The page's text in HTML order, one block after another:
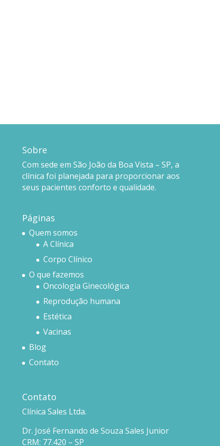
Sobre
Com sede em São João da Boa Vista – SP, a
clínica foi planejada para proporcionar aos
seus pacientes conforto e qualidade.
Páginas
Quem somos
A Clínica
Corpo Clínico
O que fazemos
Oncologia Ginecológica
Reprodução humana
Estética
Vacinas
Blog
Contato
Contato
Clínica Sales Ltda.
Dr. José Fernando de Souza Sales Junior
CRM: 77.420 – SP